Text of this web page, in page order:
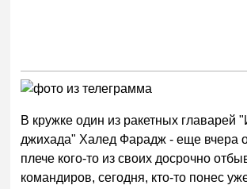
В кружке один из ракетных главарей
джихада" Халед Фарадж - еще вчера
плече кого-то из своих досрочно
командиров, сегодня, кто-то понес